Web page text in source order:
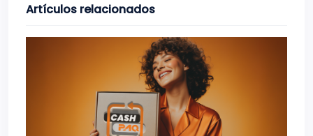
Artículos relacionados